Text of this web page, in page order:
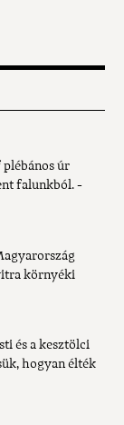
plébános úr
falunkból. -
környéki
és a kesztölci
hogyan élték